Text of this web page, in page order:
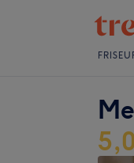
5,0